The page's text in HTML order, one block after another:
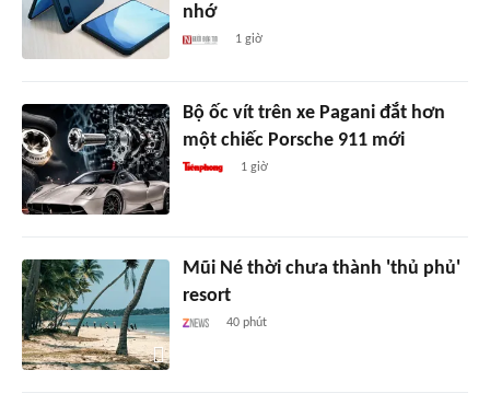
nhớ
1 giờ
Bộ ốc vít trên xe Pagani đắt hơn
một chiếc Porsche 911 mới
1 giờ
Mũi Né thời chưa thành 'thủ phủ'
resort
40 phút